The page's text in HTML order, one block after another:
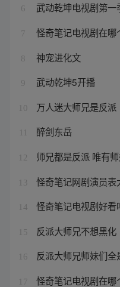
6 武动乾坤电视剧第一
7 怪奇笔记电视剧在哪
8 神宠进化文
9 武动乾坤5开播
10 万人迷大师兄是反派
醉剑东岳
12 师兄都是反派 唯有
13 怪奇笔记网剧演员表
14 怪奇笔记电视剧好看
15 反派大师兄不想黑化
16 反派大师兄师妹们全
17 怪奇笔记电视剧在哪